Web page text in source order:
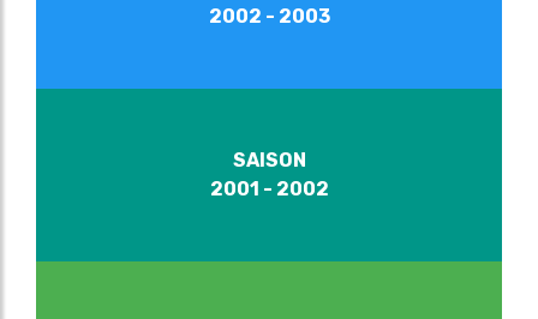
2002 - 2003
SAISON
2001 - 2002